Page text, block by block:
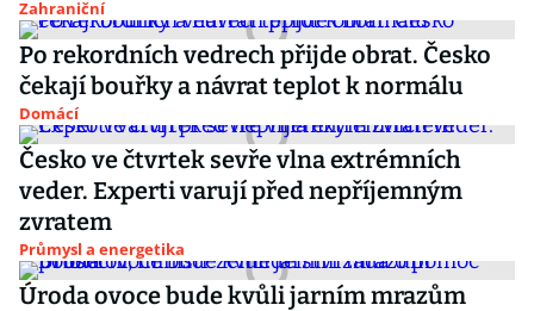
Zahraniční
Po rekordních vedrech přijde obrat. Česko
čekají bouřky a návrat teplot k normálu
Domácí
Česko ve čtvrtek sevře vlna extrémních
veder. Experti varují před nepříjemným
zvratem
Průmysl a energetika
Úroda ovoce bude kvůli jarním mrazům